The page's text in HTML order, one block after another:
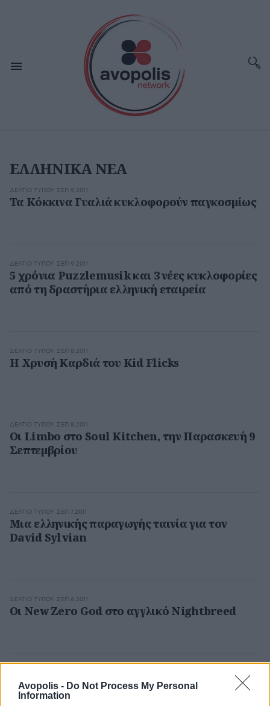
Avopolis - Do Not Process My Personal
Information
ΕΛΛΗΝΙΚΑ ΝΕΑ
ΔΕΛΤΊΟ ΤΎΠΟΥ ΣΕΠ 9,2011
Τα Κόκκινα Γυαλιά κυκλοφορούν παγκοσμίως
ΔΕΛΤΊΟ ΤΎΠΟΥ ΣΕΠ 9,2011
5 χρόνια Puzzlemusik και 3 νέες κυκλοφορίες
από τη δραστήρια ελληνική εταιρεία
ΔΕΛΤΊΟ ΤΎΠΟΥ ΣΕΠ 8,2011
Η Χρυσή Καρδιά του Kid Flicks
ΔΕΛΤΊΟ ΤΎΠΟΥ ΣΕΠ 8,2011
Οι Limbo στο Soul Kitchen, την Παρασκευή 9
Σεπτεμβρίου
ΔΕΛΤΊΟ ΤΎΠΟΥ ΣΕΠ 7,2011
Μια ελληνικής παραγωγής ταινία για τον
David Sylvian
ΔΕΛΤΊΟ ΤΎΠΟΥ ΣΕΠ 6,2011
Οι New Zero God στο αγγλικό Nightbreed
Οι Your Hand In Mine και η έκδοση του The
Garden Novels